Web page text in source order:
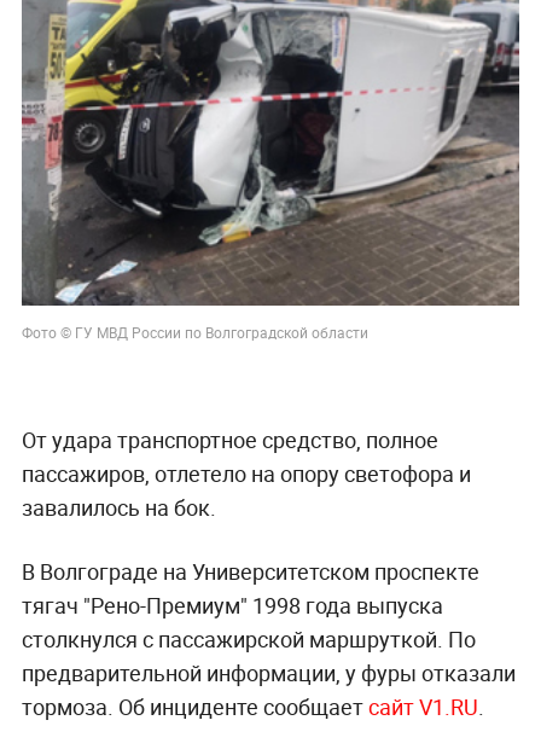
Фото © ГУ МВД России по Волгоградской области
От удара транспортное средство, полное
пассажиров, отлетело на опору светофора и
завалилось на бок.
В Волгограде на Университетском проспекте
тягач "Рено-Премиум" 1998 года выпуска
столкнулся с пассажирской маршруткой. По
предварительной информации, у фуры отказали
тормоза. Об инциденте сообщаетсайт V1.RU.